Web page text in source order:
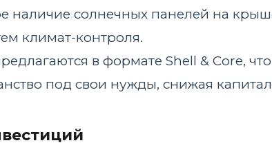
наличие солнечных панелей на
климат-контроля.
в формате Shell & Core,
под свои нужды, снижая